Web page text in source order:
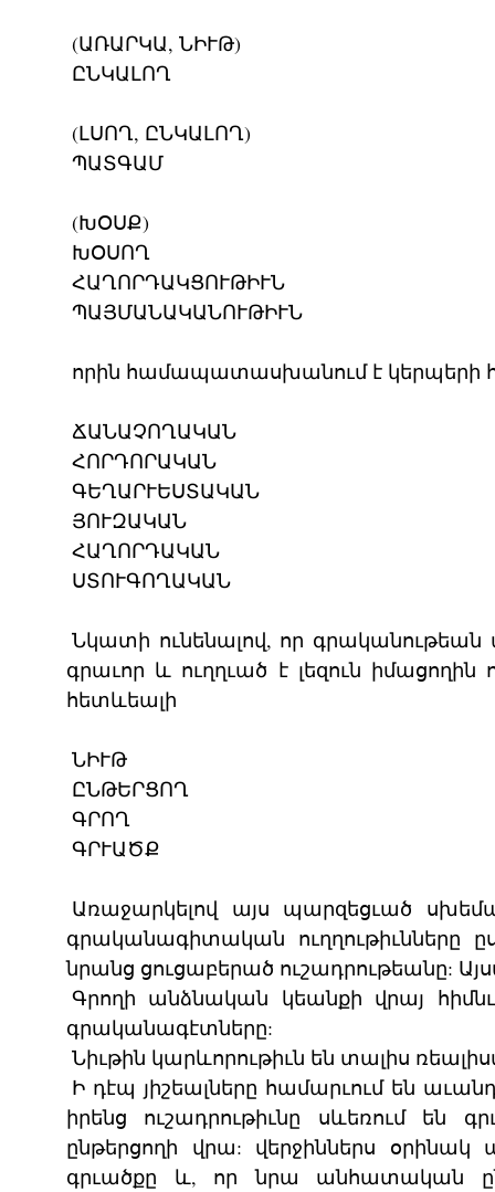
(ԱՌԱՐԿԱ, ՆԻՒԹ)
ԸՆԿԱԼՈՂ
(ԼՍՈՂ, ԸՆԿԱԼՈՂ)
ՊԱՏԳԱՄ
(ԽՕՍՔ)
ԽՕՍՈՂ
ՀԱՂՈՐԴԱԿՑՈՒԹԻՒՆ
ՊԱՅՄԱՆԱԿԱՆՈՒԹԻՒՆ
որին համապատասխանում է կերպերի
ՃԱՆԱՉՈՂԱԿԱՆ
ՀՈՐԴՈՐԱԿԱՆ
ԳԵՂԱՐՒԵՍՏԱԿԱՆ
ՅՈՒԶԱԿԱՆ
ՀԱՂՈՐԴԱԿԱՆ
ՍՏՈՒԳՈՂԱԿԱՆ
Նկատի ունենալով, որ
գրաւոր և ուղղւած է լեզուն
հետևեալի
ՆԻՒԹ
ԸՆԹԵՐՑՈՂ
ԳՐՈՂ
ԳՐՒԱԾՔ
Առաջարկելով այս պարզեցւած
գրականագիտական ուղղութիւնները
նրանց ցուցաբերած ուշադրութեանը:
Գրողի անձնական կեանքի վրայ
գրականագէտները:
Նիւթին կարևորութիւն են տալիս
Ի դէպ յիշեալները համարւում են
իրենց ուշադրութիւնը սևեռում են
ընթերցողի վրա: վերջիններս օրինակ
գրւածքը և, որ նրա անհատական